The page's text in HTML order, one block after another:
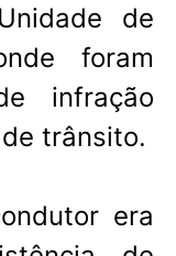
de
foram
infração
trânsito.
era